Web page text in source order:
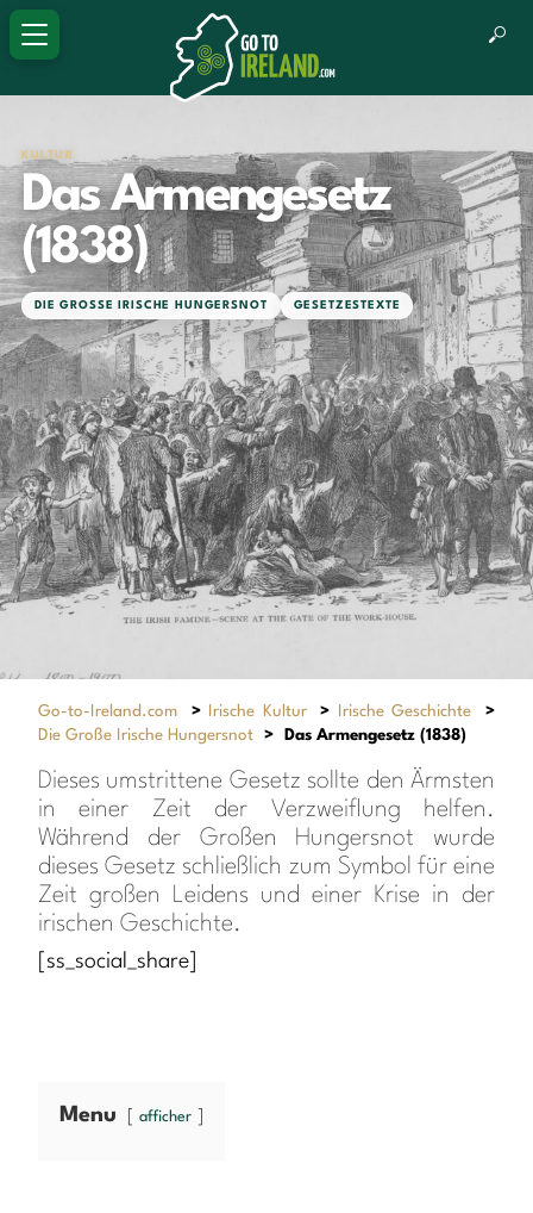
KULTUR
Das Armengesetz
(1838)
DIE GROSSE IRISCHE HUNGERSNOT GESETZESTEXTE
Go-to-Ireland.com > Irische Kultur > Irische Geschichte
>
Die Große Irische Hungersnot
> Das Armengesetz (1838)
Dieses umstrittene Gesetz sollte den Ärmsten
in einer Zeit der Verzweiflung helfen.
Während der Großen Hungersnot wurde
dieses Gesetz schließlich zum Symbol für eine
Zeit großen Leidens und einer Krise in der
irischen Geschichte.
[ss_social_share]
Menu afficher